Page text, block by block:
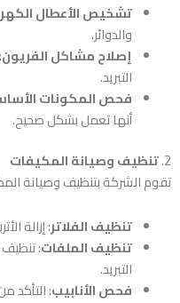
تشخيص الأعطال
والدوائر.
إصلاح مشاكل الفريون
التبريد.
فحص المكونات
أنها تعمل بشكل صحيح.
2. تنظيف وصيانة المكيفات
تقوم الشركة بتنظيف وصيانة
تنظيف الفلاتر: إزالة
تنظيف الملفات:
التبريد.
فحص الأنابيب: التأكد